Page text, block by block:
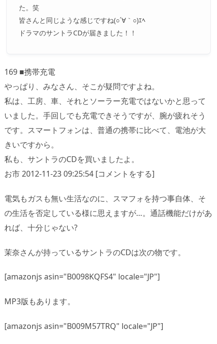
た。笑
皆さんと同じような感じですね(○´∀｀○)ｴﾍ
ドラマのサントラCDが届きました！！
169 ■携帯充電
やっぱり、みなさん、そこが疑問ですよね。
私は、工房、車、それとソーラー充電ではないかと思って
いました。手回しでも充電できそうですが、腕が疲れそう
です。スマートフォンは、普通の携帯に比べて、電池が大
きいですから。
私も、サントラのCDを買いましたよ。
お市 2012-11-23 09:25:54 [コメントをする]
電気もガスも無い生活なのに、スマフォを持つ事自体、そ
の生活を否定している様に思えますが…。通話機能だけがあ
れば、十分じゃない?
茉奈さんが持っているサントラのCDは次の物です。
[amazonjs asin="B0098KQFS4" locale="JP"]
MP3版もあります。
[amazonjs asin="B009M57TRQ" locale="JP"]